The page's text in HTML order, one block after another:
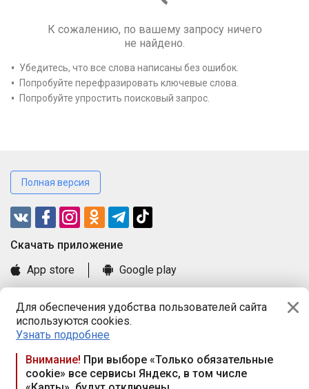
Для обеспечения удобства пользователей сайта
используются cookies.
Узнать подробнее
Внимание! При выборе «Только обязательные
cookie» все сервисы Яндекс, в том числе
К сожалению, по вашему запросу ничего
не найдено.
Убедитесь, что все слова написаны без ошибок.
Попробуйте перефразировать ключевые слова.
Попробуйте упростить поисковый запрос.
Полная версия
Cкачать приложение
App store
Google play
Книга замечаний и предложений
Правила и документы
Praca.by © 2000—2026, ООО «ПРАЦА БАЙ»
Республика Беларусь, 220114, г. Минск, пр-т Независимости
117а, пом. № 9.